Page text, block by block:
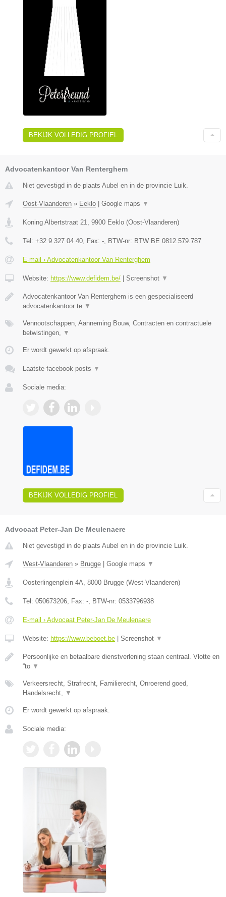
BEKIJK VOLLEDIG PROFIEL
Advocatenkantoor Van Renterghem
Niet gevestigd in de plaats Aubel en in de provincie Luik.
Oost-Vlaanderen » Eeklo Google maps ▼
Koning Albertstraat 21 9900 Eeklo (Oost-Vlaanderen)
Tel: +32 9 327 04 40 , Fax: - , BTW-nr: BTW BE 0812.579.787
E-mail › Advocatenkantoor Van Renterghem
Website: https://www.defidem.be/ Screenshot ▼
Advocatenkantoor Van Renterghem is een gespecialiseerd
advocatenkantoor te ▼
Vennootschappen, Aanneming Bouw, Contracten en contractuele
betwistingen,
▼
Er wordt gewerkt op afspraak.
Laatste facebook posts ▼
Sociale media:
BEKIJK VOLLEDIG PROFIEL
Advocaat Peter-Jan De Meulenaere
Niet gevestigd in de plaats Aubel en in de provincie Luik.
West-Vlaanderen » Brugge Google maps ▼
Oosterlingenplein 4A 8000 Brugge (West-Vlaanderen)
Tel: 050673206 , Fax: - , BTW-nr: 0533796938
E-mail › Advocaat Peter-Jan De Meulenaere
Website: https://www.beboet.be Screenshot ▼
Persoonlijke en betaalbare dienstverlening staan centraal. Vlotte en
“to ▼
Verkeersrecht, Strafrecht, Familierecht, Onroerend goed,
Handelsrecht,
▼
Er wordt gewerkt op afspraak.
Sociale media: